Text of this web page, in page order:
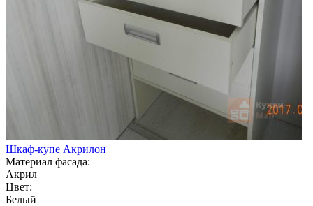
Шкаф-купе Акрилон
Материал фасада:
Акрил
Цвет:
Белый